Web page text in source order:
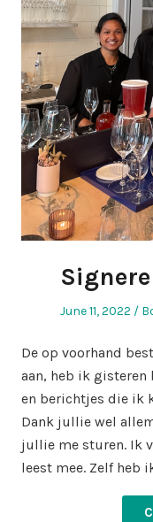
Posted
June 11, 2022
De op voorhand
aan, heb ik
en berichtjes die ik
Dank jullie wel
jullie me sturen. Ik
leest mee. Zelf heb